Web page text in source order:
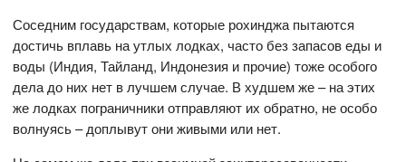
Соседним государствам, которые рохинджа пытаются
достичь вплавь на утлых лодках, часто без запасов еды и
воды (Индия, Тайланд, Индонезия и прочие) тоже особого
дела до них нет в лучшем случае. В худшем же – на этих
же лодках пограничники отправляют их обратно, не особо
волнуясь – доплывут они живыми или нет.